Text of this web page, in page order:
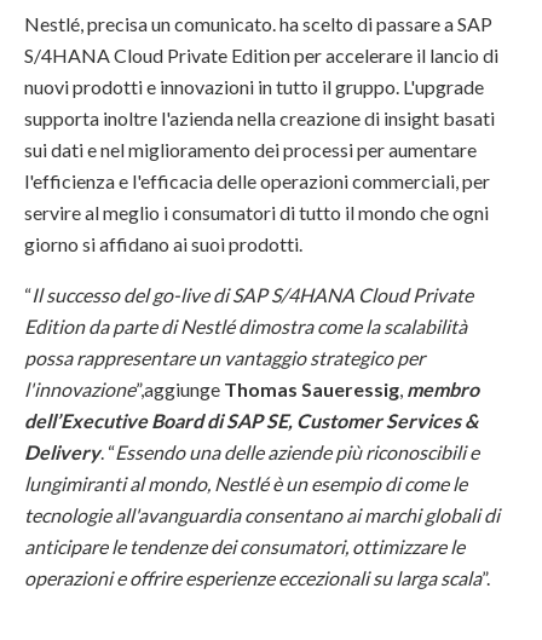
Nestlé, precisa un comunicato. ha scelto di passare a SAP
S/4HANA Cloud Private Edition per accelerare il lancio di
nuovi prodotti e innovazioni in tutto il gruppo. L'upgrade
supporta inoltre l'azienda nella creazione di insight basati
sui dati e nel miglioramento dei processi per aumentare
l'efficienza e l'efficacia delle operazioni commerciali, per
servire al meglio i consumatori di tutto il mondo che ogni
giorno si affidano ai suoi prodotti.
“Il successo del go-live di SAP S/4HANA Cloud Private
Edition da parte di Nestlé dimostra come la scalabilità
possa rappresentare un vantaggio strategico per
l'innovazione”,aggiunge Thomas Saueressig, membro
dell’Executive Board di SAP SE, Customer Services &
Delivery. “Essendo una delle aziende più riconoscibili e
lungimiranti al mondo, Nestlé è un esempio di come le
tecnologie all'avanguardia consentano ai marchi globali di
anticipare le tendenze dei consumatori, ottimizzare le
operazioni e offrire esperienze eccezionali su larga scala”.